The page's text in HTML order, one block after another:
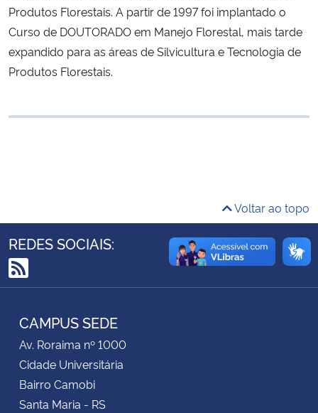
Ministério da Cidadania
Ministério da Saúde
Ministério do Desenvolvimento Regional
Ministério da Mulher, da Família e dos Direitos Humanos
Secretaria-Geral
Secretaria de Governo
Produtos Florestais. A partir de 1997 foi implantado o
Curso de DOUTORADO em Manejo Florestal, mais tarde
expandido para as áreas de Silvicultura e Tecnologia de
Produtos Florestais.
Voltar ao topo
REDES SOCIAIS:
RSS
CAMPUS SEDE
Av. Roraima nº 1000
Cidade Universitária
Bairro Camobi
Santa Maria - RS